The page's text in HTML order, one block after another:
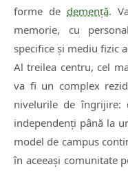
forme de demență.
memorie, cu
specifice și mediu fizic
Al treilea centru, cel
va fi un complex
nivelurile de îngrijire:
independenți până la
model de campus
în aceeași comunitate